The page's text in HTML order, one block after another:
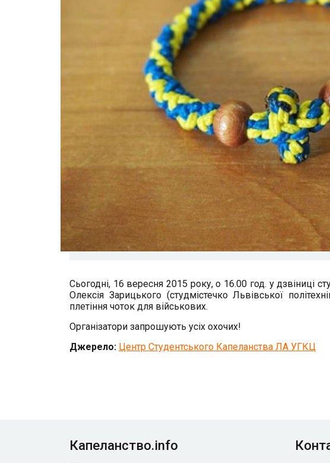
Сьогодні, 16 вересня 2015 року, о 16.00 год. у дзвіниці
Олексія Зарицького (студмістечко Львівської
плетіння чоток для військових.
Організатори запрошують усіх охочих!
Джерело: Центр Студентського Капеланства ЛА УГКЦ
Капеланство.info